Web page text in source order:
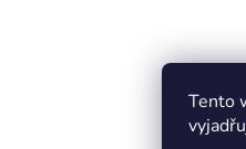
Tento